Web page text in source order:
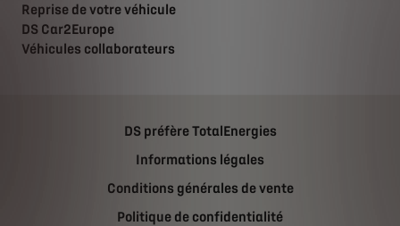
Reprise de votre véhicule
DS Car2Europe
Véhicules collaborateurs
DS préfère TotalEnergies
Informations légales
Conditions générales de vente
Politique de confidentialité